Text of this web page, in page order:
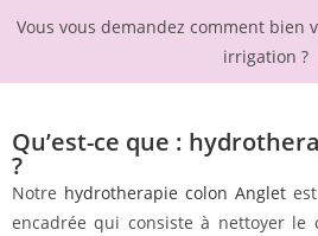
Vous vous demandez comment bien
irrigation ?
Qu’est-ce que :
?
Notre hydrotherapie colon Angletest
encadrée qui consiste à nettoyer le